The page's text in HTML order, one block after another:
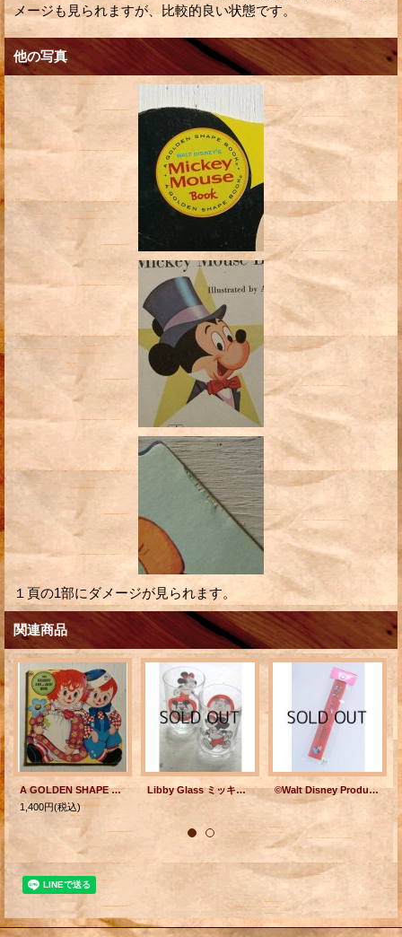
メージも見られますが、比較的良い状態です。
他の写真
１頁の1部にダメージが見られます。
関連商品
A GOLDEN SHAPE BOOK "THE RAGGEDY ANN and ANDY BOOK" by Jan Sukus illustrated by Ruth Ruhman and Gavy Sixth Printing, 1976 ゴールデン・シェイプ・ブック ”ラガディ・アン・アンド・アンディ・ブック”
1,400円(税込)
Libby Glass ミッキーマウスクラブ ミニグラス2コセット/MICKEY MOUSE CLUB mini GLASS 2pc set ©Walt Disney Productions テイネン MICKEY MOUSE COOKING 子供用お箸&箸箱セット